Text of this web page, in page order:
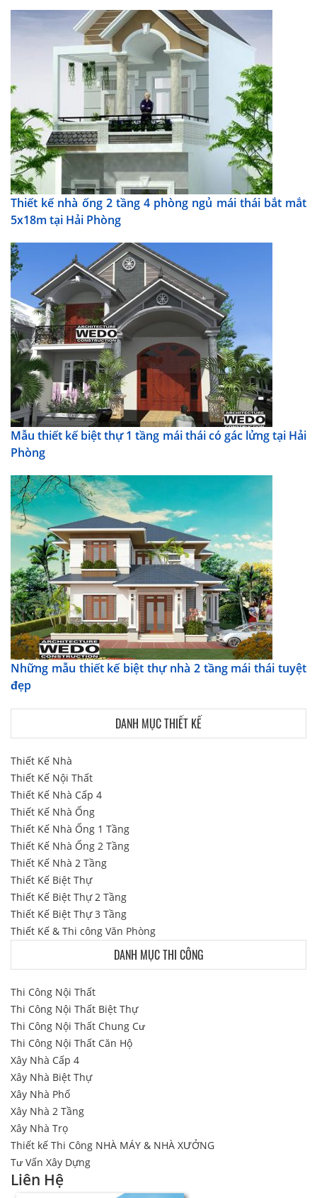
Thiết kế nhà ống 2 tầng 4 phòng ngủ mái thái bắt mắt
5x18m tại Hải Phòng
Mẫu thiết kế biệt thự 1 tầng mái thái có gác lửng tại Hải
Phòng
Những mẫu thiết kế biệt thự nhà 2 tầng mái thái tuyệt
đẹp
DANH MỤC THIẾT KẾ
Thiết Kế Nhà
Thiết Kế Nội Thất
Thiết Kế Nhà Cấp 4
Thiết Kế Nhà Ống
Thiết Kế Nhà Ống 1 Tầng
Thiết Kế Nhà Ống 2 Tầng
Thiết Kế Nhà 2 Tầng
Thiết Kế Biệt Thự
Thiết Kế Biệt Thự 2 Tầng
Thiết Kế Biệt Thự 3 Tầng
Thiết Kế & Thi công Văn Phòng
DANH MỤC THI CÔNG
Thi Công Nội Thất
Thi Công Nội Thất Biệt Thự
Thi Công Nội Thất Chung Cư
Thi Công Nội Thất Căn Hộ
Xây Nhà Cấp 4
Xây Nhà Biệt Thự
Xây Nhà Phố
Xây Nhà 2 Tầng
Xây Nhà Trọ
Thiết kế Thi Công NHÀ MÁY & NHÀ XƯỞNG
Tư Vấn Xây Dựng
Liên Hệ